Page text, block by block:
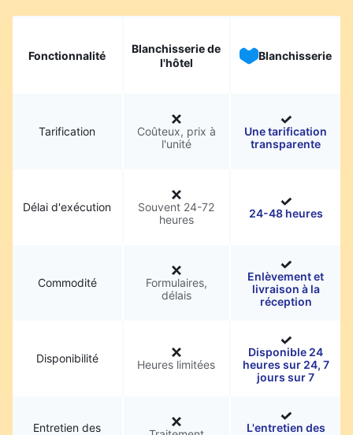
Fonctionnalité
Blanchisserie de
l'hôtel
Blanchisserie
Tarification
Coûteux, prix à
l'unité
Une tarification
transparente
Délai d'exécution
Souvent 24-72
heures
24-48 heures
Commodité
Formulaires,
délais
Enlèvement et
livraison à la
réception
Disponibilité Heures limitées
Disponible 24
heures sur 24, 7
jours sur 7
Entretien des
L'entretien des